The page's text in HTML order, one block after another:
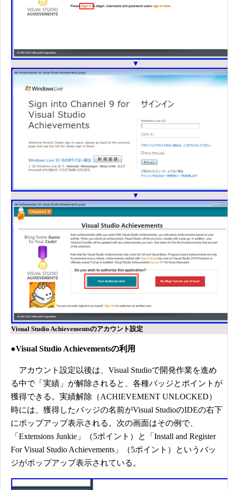
Visual Studio Achievementsのアカウント設定
●Visual Studio Achievementsの利用
アカウント設定以後は、Visual Studioで開発作業を進め
る中で「実績」が解除されると、各種バッジとポイントが
獲得できる。実績解除（ACHIEVEMENT UNLOCKED）
時には、獲得したバッジの名前がVisual StudioのIDEの右下
にポップアップ表示される。次の画面はその例で、
「Extensions Junkie」（5ポイント）と「Install and Register
For Visual Studio Achievements」（5ポイント）というバッ
ジがポップアップ表示されている。